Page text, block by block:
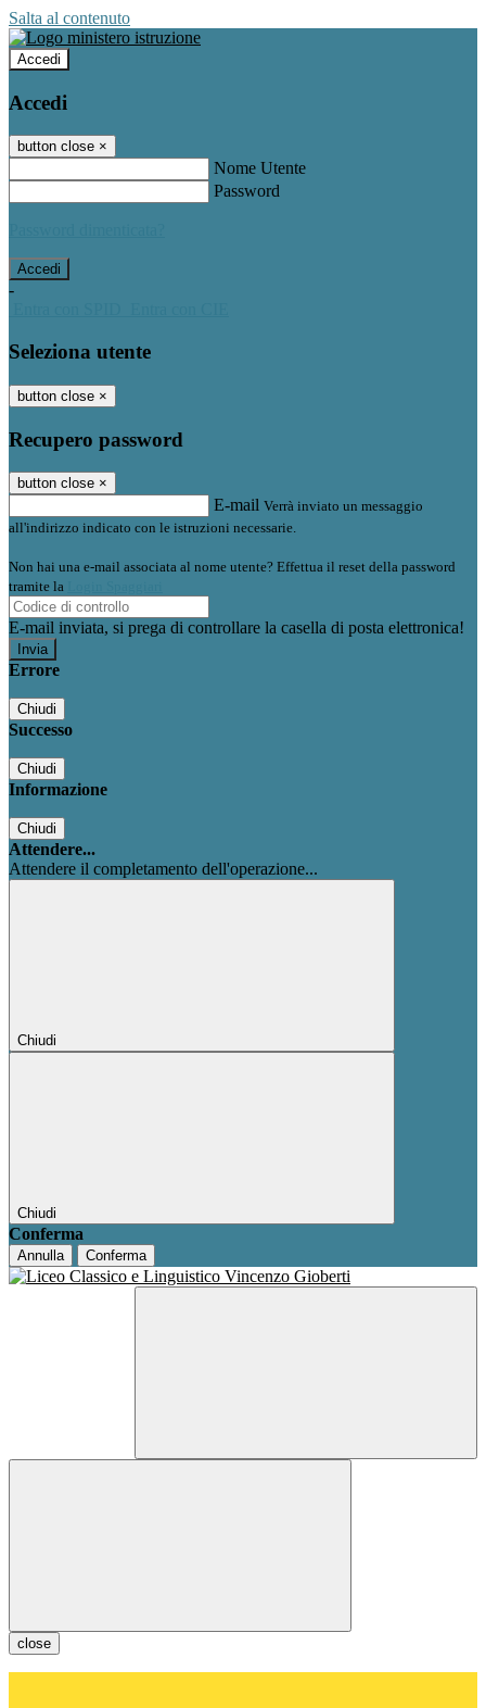
Salta al contenuto
Accedi
Accedi
button close ×
Nome Utente
Password
-
Seleziona utente
button close ×
Recupero password
button close ×
E-mail Verrà inviato un messaggio
all'indirizzo indicato con le istruzioni necessarie.
Non hai una e-mail associata al nome utente? Effettua il reset della password
tramite la
E-mail inviata, si prega di controllare la casella di posta elettronica!
Errore
Chiudi
Successo
Chiudi
Informazione
Chiudi
Attendere...
Attendere il completamento dell'operazione...
Chiudi
Chiudi
Conferma
Annulla Conferma
close